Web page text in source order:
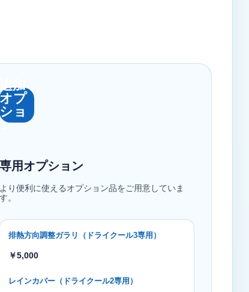
追加
オプ
ショ
ン
専用オプション
より便利に使えるオプション品をご用意していま
す。
排熱方向調整ガラリ（ドライクール3専用）
￥5,000
レインカバー（ドライクール2専用）